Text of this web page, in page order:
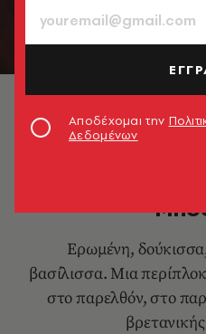
© PA Images via Getty
Ερωμένη,
βασίλισσα. Μια
στο παρελθόν, στο
Αποδέχομαι την
Δεδομένων